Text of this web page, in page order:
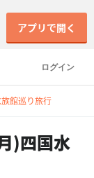
ログイン
アプリで開く
族館巡り旅行
)四国水